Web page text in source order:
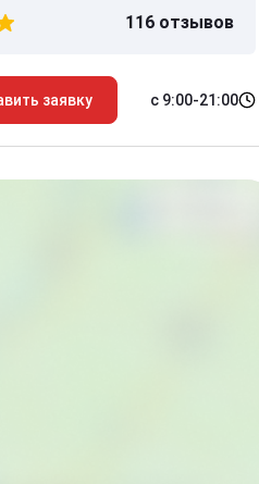
116 отзывов
заявку с 9:00-21:00